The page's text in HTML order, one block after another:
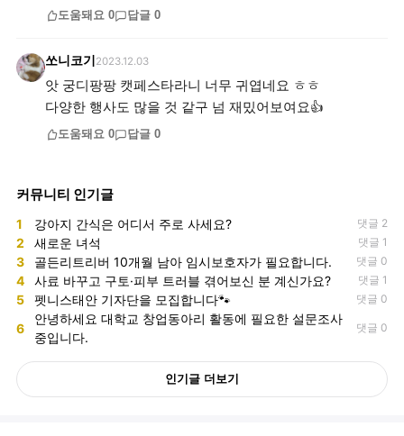
도움돼요 0 답글 0
쏘니코기 2023.12.03
앗 궁디팡팡 캣페스타라니 너무 귀엽네요 ㅎㅎ
다양한 행사도 많을 것 같구 넘 재밌어보여요👍
도움돼요 0 답글 0
커뮤니티 인기글
1 강아지 간식은 어디서 주로 사세요? 댓글 2
2 새로운 녀석 댓글 1
3 골든리트리버 10개월 남아 임시보호자가 필요합니다. 댓글 0
4 사료 바꾸고 구토·피부 트러블 겪어보신 분 계신가요? 댓글 1
5 펫니스태안 기자단을 모집합니다🐾 댓글 0
6
안녕하세요 대학교 창업동아리 활동에 필요한 설문조사
중입니다.
댓글 0
인기글 더보기